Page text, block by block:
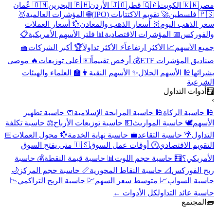
مصر 🇰🇼 الكويت 🇶🇦 قطر 🇯🇴 الأردن 🇧🇭 البحرين
🇴🇲 عُمان
🇵🇸 فلسطين
🚀 تقويم الاكتتابات (IPO) 🌐 المؤشرات العالمية🥇
سعر الذهب اليوم🥇 أسعار الذهب والمعادن💱 أسعار العملات
والفوركس 📅 المؤشرات الاقتصادية📊 فلتر الأسهم الأمريكية📋
جميع الأسهم📈 الأكثر ارتفاعاً⚡ الأكثر تداولاً🏆 أكبر الشركات🧺
صناديق المؤشرات ETF
💰 أرخص تقييماً💵 أعلى توزيعات🔥 موصى
بشرائها🕌 الأسهم الحلال ✨ الأسهم النقية👨‍🏫 العلماء والهيئات
الشرعية
🧮أدوات التداول
🕌 حاسبة الزكاة🕌 حاسبة المرابحة الإسلامية🧼 حاسبة تطهير
الأسهم🕊️ حاسبة المواريث💵 حاسبة توزيعات الأرباح⚖️ حاسبة تكلفة
التداول 🌴 حاسبة التقاعد💼 حاسبة نهاية الخدمة💱 محول العملات📅
التقويم الاقتصادي🕐 أوقات عمل السوق
🇺🇸 متى يفتح السوق
الأمريكي؟🧮 حاسبة حجم اللوت📊 حاسبة قيمة النقطة💰 حاسبة
ربح الفوركس 📐 حاسبة النقاط المحورية📏 حاسبة حجم المركز 🌙
حاسبة السواب📈 متوسط سعر السهم💹 حاسبة الربح التراكمي 📉
حاسبة عائد التداولكل الأدوات ←
🧱المجتمع